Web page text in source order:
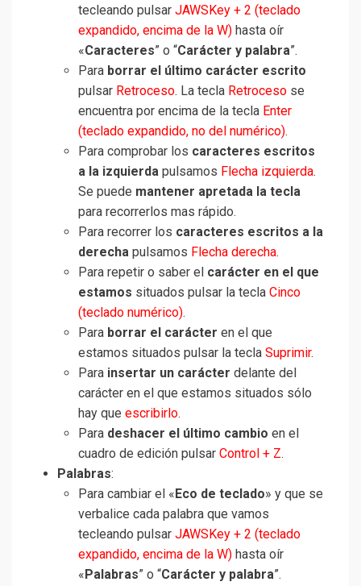
tecleando pulsar JAWSKey + 2 (teclado
expandido, encima de la W) hasta oír
«Caracteres” o “Carácter y palabra”.
Para borrar el último carácter escrito
pulsar Retroceso. La tecla Retroceso se
encuentra por encima de la tecla Enter
(teclado expandido, no del numérico).
Para comprobar los caracteres escritos
a la izquierda pulsamos Flecha izquierda.
Se puede mantener apretada la tecla
para recorrerlos mas rápido.
Para recorrer los caracteres escritos a la
derecha pulsamos Flecha derecha.
Para repetir o saber el carácter en el que
estamos situados pulsar la tecla Cinco
(teclado numérico).
Para borrar el carácter en el que
estamos situados pulsar la tecla Suprimir.
Para insertar un carácter delante del
carácter en el que estamos situados sólo
hay que escribirlo.
Para deshacer el último cambio en el
cuadro de edición pulsar Control + Z.
Palabras:
Para cambiar el « Eco de teclado» y que se
verbalice cada palabra que vamos
tecleando pulsar JAWSKey + 2 (teclado
expandido, encima de la W) hasta oír
« Palabras” o “Carácter y palabra”.